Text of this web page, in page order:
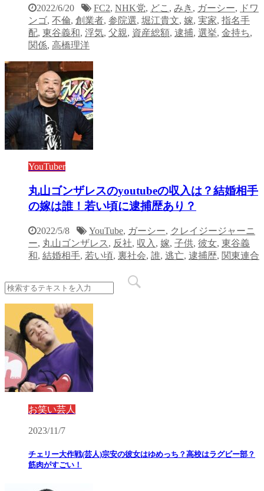
2022/6/20 FC2, NHK党, どこ , みき , ガーシー,
ドワ
ンゴ, 不倫, 創業者, 参院選, 堀江貴文, 嫁, 実家, 指名手
配, 東谷義和, 浮気, 父親, 資産総額, 逮捕, 選挙, 金持ち,
関係, 高橋理洋
YouTuber
丸山ゴンザレスのyoutubeの収入は？結婚相手
の嫁は誰！若い頃に逮捕歴あり？
2022/5/8 YouTube, ガーシー, クレイジージャーニ
ー, 丸山ゴンザレス , 反社, 収入 , 嫁, 子供, 彼女, 東谷義
和, 結婚相手, 若い頃, 裏社会, 誰, 逃亡, 逮捕歴, 関東連合
お笑い芸人
2023/11/7
チェリー大作戦(芸人)宗安の彼女はゆめっち？高校はラグビー部？
筋肉がすごい！